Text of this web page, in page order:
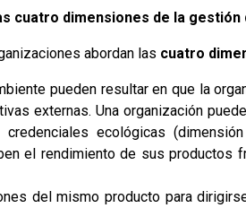
cuatro dimensiones de la
abordan las cuatro
pueden resultar en que la
externas. Una organización
ecológicas (dimensión
el rendimiento de sus productos
del mismo producto para